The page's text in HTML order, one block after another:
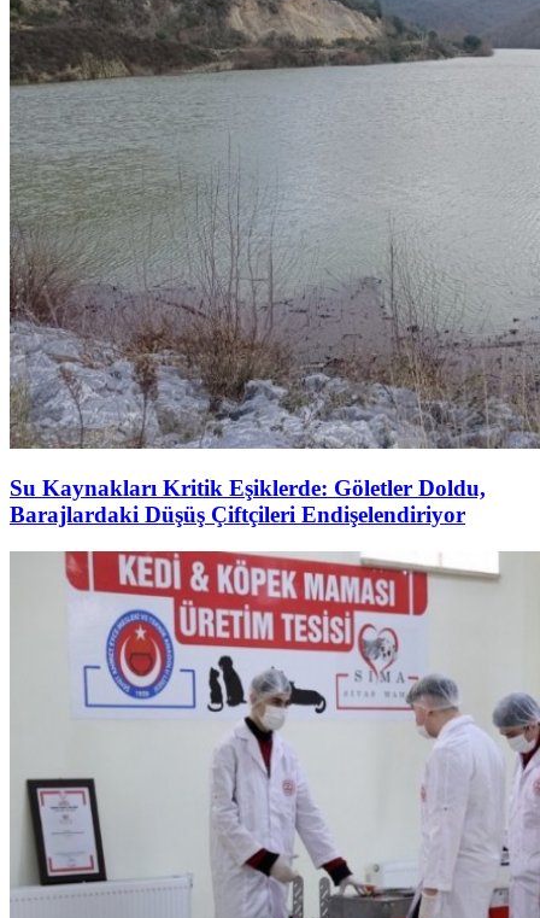
Su Kaynakları Kritik Eşiklerde: Göletler Doldu,
Barajlardaki Düşüş Çiftçileri Endişelendiriyor